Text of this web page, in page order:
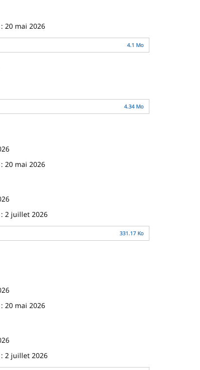
20 mai 2026
4.1 Mo
4.34 Mo
20 mai 2026
2 juillet 2026
331.17 Ko
20 mai 2026
2 juillet 2026